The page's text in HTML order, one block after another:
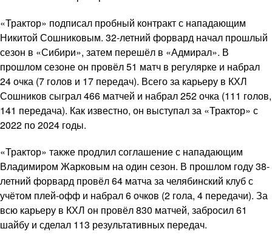
«Трактор» подписал пробный контракт с нападающим
Никитой Сошниковым. 32-летний форвард начал прошлый
сезон в «Сибири», затем перешёл в «Адмирал». В
прошлом сезоне он провёл 51 матч в регулярке и набрал
24 очка (7 голов и 17 передач). Всего за карьеру в КХЛ
Сошников сыграл 466 матчей и набрал 252 очка (111 голов,
141 передача). Как известно, он выступал за «Трактор» с
2022 по 2024 годы.
«Трактор» также продлил соглашение с нападающим
Владимиром Жарковым на один сезон. В прошлом году 38-
летний форвард провёл 64 матча за челябинский клуб с
учётом плей-офф и набрал 6 очков (2 гола, 4 передачи). За
всю карьеру в КХЛ он провёл 830 матчей, забросил 61
шайбу и сделал 113 результативных передач.